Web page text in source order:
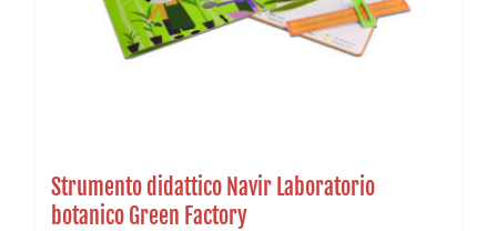
Strumento didattico Navir Laboratorio
botanico Green Factory